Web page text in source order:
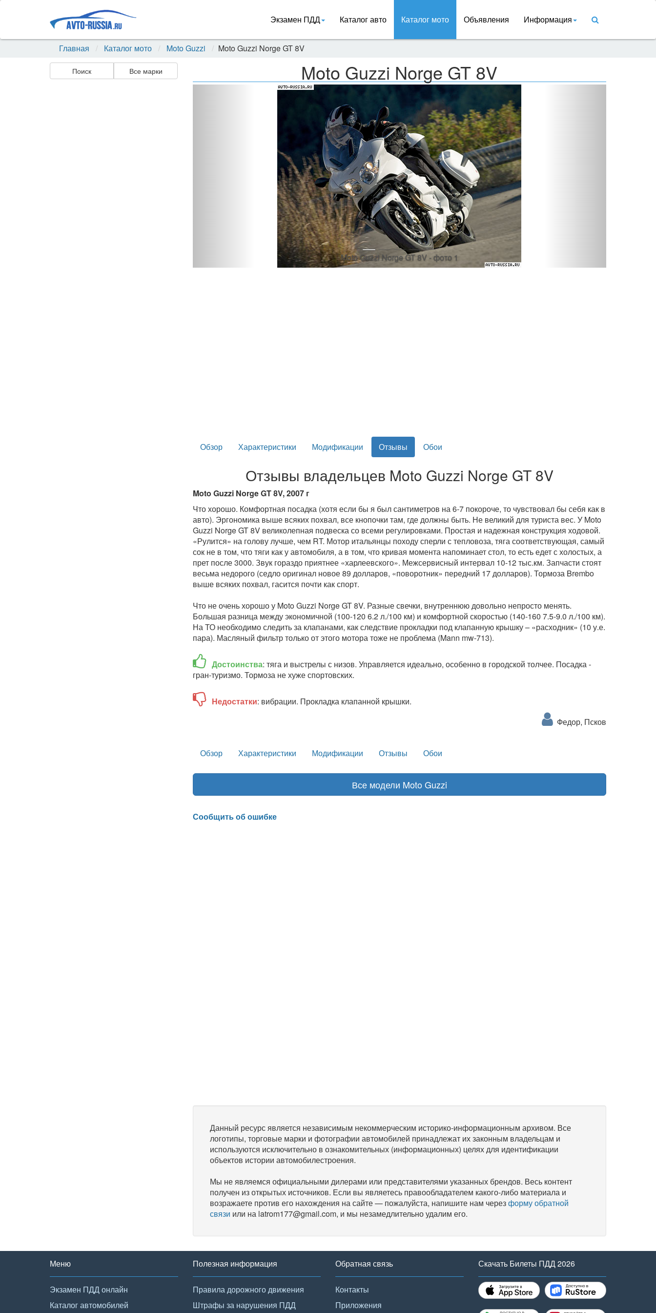
Экзамен ПДД Каталог авто Каталог мото Объявления Информация
Главная Каталог мото Moto Guzzi Moto Guzzi Norge GT 8V
Поиск Все марки Moto Guzzi Norge GT 8V
Moto Guzzi Norge GT 8V - фото 1
Обзор Характеристики Модификации Отзывы Обои
Отзывы владельцев Moto Guzzi Norge GT 8V
Moto Guzzi Norge GT 8V, 2007 г
Что хорошо. Комфортная посадка (хотя если бы я был сантиметров на 6-7 покороче, то чувствовал бы себя как в
авто). Эргономика выше всяких похвал, все кнопочки там, где должны быть. Не великий для туриста вес. У Moto
Guzzi Norge GT 8V великолепная подвеска со всеми регулировками. Простая и надежная конструкция ходовой.
«Рулится» на голову лучше, чем RT. Мотор итальянцы походу сперли с тепловоза, тяга соответствующая, самый
сок не в том, что тяги как у автомобиля, а в том, что кривая момента напоминает стол, то есть едет с холостых, а
прет после 3000. Звук гораздо приятнее «харлеевского». Межсервисный интервал 10-12 тыс.км. Запчасти стоят
весьма недорого (седло оригинал новое 89 долларов, «поворотник» передний 17 долларов). Тормоза Brembo
выше всяких похвал, гасится почти как спорт.
Что не очень хорошо у Moto Guzzi Norge GT 8V. Разные свечки, внутреннюю довольно непросто менять.
Большая разница между экономичной (100-120 6.2 л./100 км) и комфортной скоростью (140-160 7.5-9.0 л./100 км).
На ТО необходимо следить за клапанами, как следствие прокладки под клапанную крышку – «расходник» (10 у.е.
пара). Масляный фильтр только от этого мотора тоже не проблема (Mann mw-713).
Достоинства: тяга и выстрелы с низов. Управляется идеально, особенно в городской толчее. Посадка -
гран-туризмо. Тормоза не хуже спортовских.
Недостатки: вибрации. Прокладка клапанной крышки.
Федор, Псков
Обзор Характеристики Модификации Отзывы Обои
Все модели Moto Guzzi
Сообщить об ошибке
Данный ресурс является независимым некоммерческим историко-информационным архивом. Все
логотипы, торговые марки и фотографии автомобилей принадлежат их законным владельцам и
используются исключительно в ознакомительных (информационных) целях для идентификации
объектов истории автомобилестроения.
Мы не являемся официальными дилерами или представителями указанных брендов. Весь контент
получен из открытых источников. Если вы являетесь правообладателем какого-либо материала и
возражаете против его нахождения на сайте — пожалуйста, напишите нам черезформу обратной
связи или на latrom177@gmail.com, и мы незамедлительно удалим его.
Меню
Экзамен ПДД онлайн
Каталог автомобилей
Полезная информация
Правила дорожного движения
Штрафы за нарушения ПДД
Обратная связь
Контакты
Приложения
Скачать Билеты ПДД 2026